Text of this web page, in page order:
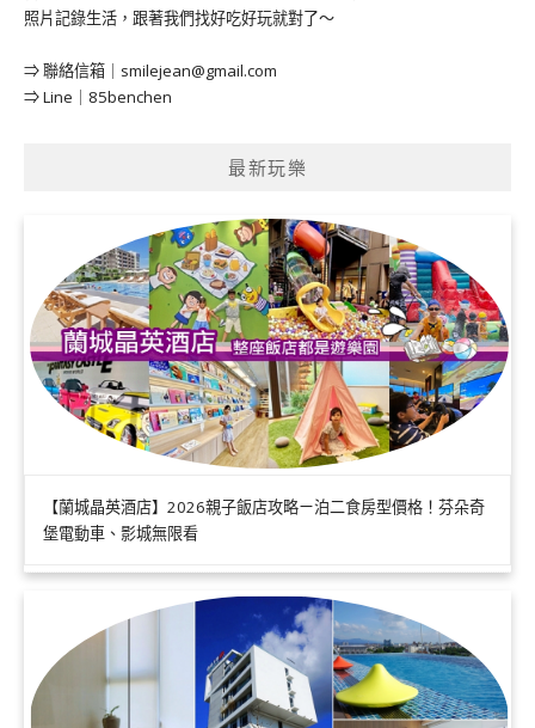
照片記錄生活，跟著我們找好吃好玩就對了～
⇒ 聯絡信箱｜ smilejean@gmail.com
⇒ Line｜85benchen
最新玩樂
【蘭城晶英酒店】2026親子飯店攻略ㄧ泊二食房型價格！芬朵奇
堡電動車、影城無限看